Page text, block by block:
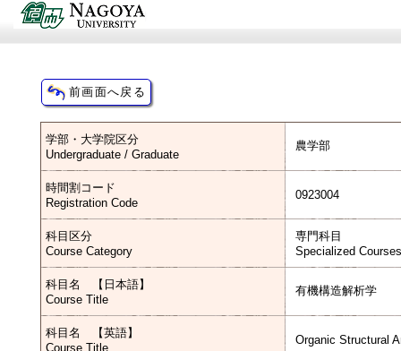
学部・大学院区分
Undergraduate / Graduate
農学部
時間割コード
Registration Code
0923004
科目区分
Course Category
専門科目
Specialized Courses
科目名 【日本語】
Course Title
有機構造解析学
科目名 【英語】
Course Title
Organic Structural